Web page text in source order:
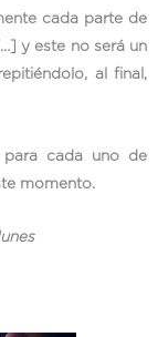
cada parte de
y este no será un
al final,
para cada uno de
momento.